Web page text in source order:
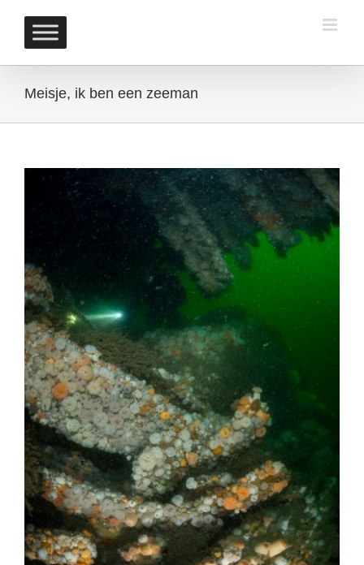
content
Meisje, ik ben een zeeman
View